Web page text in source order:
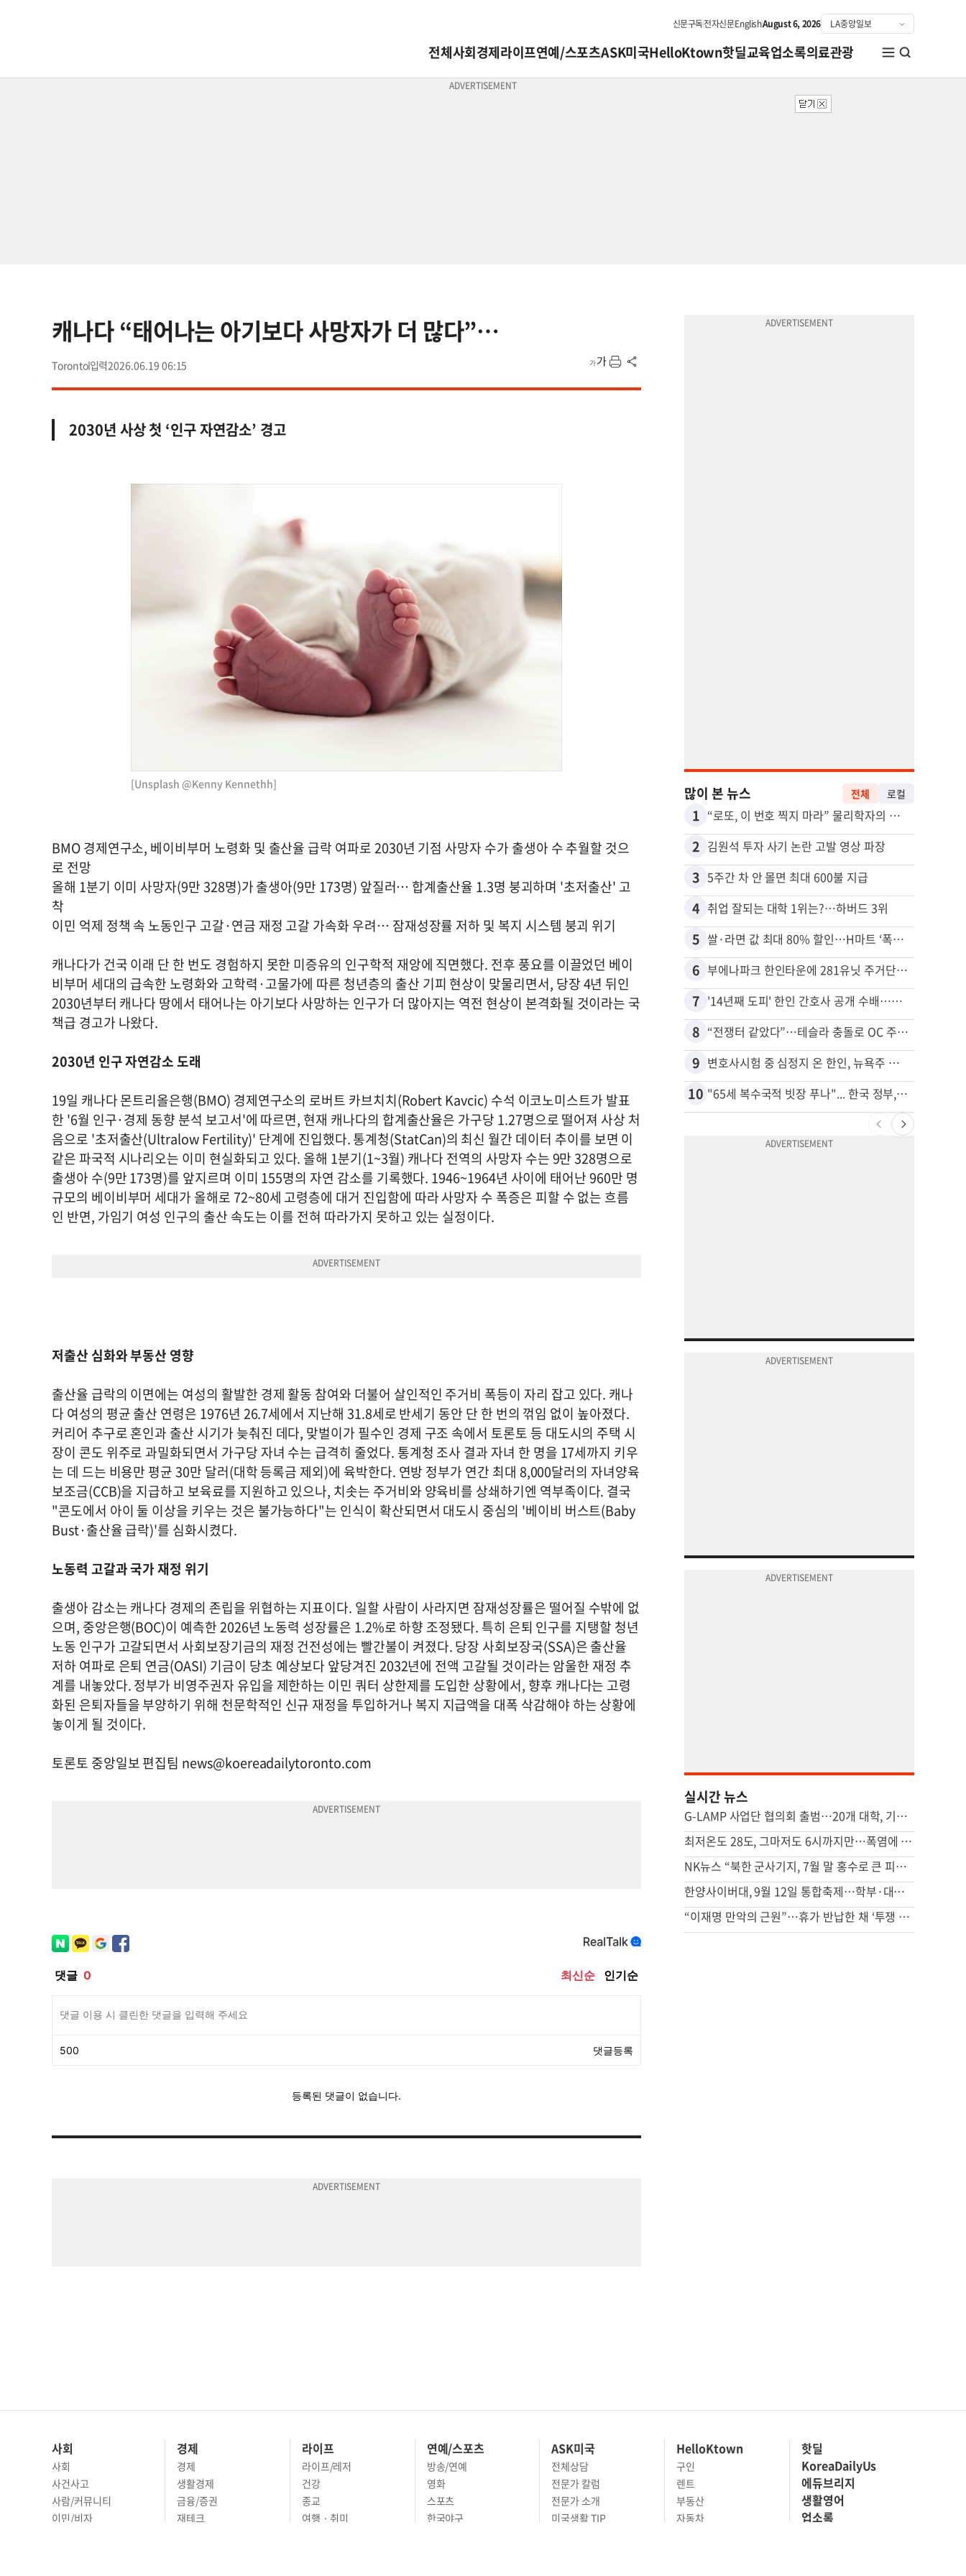
신문구독전자신문EnglishAugust 6, 2026
전체사회경제라이프연예/스포츠ASK미국HelloKtown핫딜교육업소록의료관광
캐나다 “태어나는 아기보다 사망자가 더 많다”…
Toronto 2026.06.19 06:15
2030년 사상 첫 ‘인구 자연감소’ 경고
[Unsplash @Kenny Kennethh]
BMO 경제연구소, 베이비부머 노령화 및 출산율 급락 여파로 2030년 기점 사망자 수가 출생아 수 추월할 것으
로 전망
올해 1분기 이미 사망자(9만 328명)가 출생아(9만 173명) 앞질러… 합계출산율 1.3명 붕괴하며 '초저출산' 고
착
이민 억제 정책 속 노동인구 고갈·연금 재정 고갈 가속화 우려… 잠재성장률 저하 및 복지 시스템 붕괴 위기
캐나다가 건국 이래 단 한 번도 경험하지 못한 미증유의 인구학적 재앙에 직면했다. 전후 풍요를 이끌었던 베이
비부머 세대의 급속한 노령화와 고학력·고물가에 따른 청년층의 출산 기피 현상이 맞물리면서, 당장 4년 뒤인
2030년부터 캐나다 땅에서 태어나는 아기보다 사망하는 인구가 더 많아지는 역전 현상이 본격화될 것이라는 국
책급 경고가 나왔다.
2030년 인구 자연감소 도래
19일 캐나다 몬트리올은행(BMO) 경제연구소의 로버트 카브치치(Robert Kavcic) 수석 이코노미스트가 발표
한 '6월 인구·경제 동향 분석 보고서'에 따르면, 현재 캐나다의 합계출산율은 가구당 1.27명으로 떨어져 사상 처
음으로 '초저출산(Ultralow Fertility)' 단계에 진입했다. 통계청(StatCan)의 최신 월간 데이터 추이를 보면 이
같은 파국적 시나리오는 이미 현실화되고 있다. 올해 1분기(1~3월) 캐나다 전역의 사망자 수는 9만 328명으로
출생아 수(9만 173명)를 앞지르며 이미 155명의 자연 감소를 기록했다. 1946~1964년 사이에 태어난 960만 명
규모의 베이비부머 세대가 올해로 72~80세 고령층에 대거 진입함에 따라 사망자 수 폭증은 피할 수 없는 흐름
인 반면, 가임기 여성 인구의 출산 속도는 이를 전혀 따라가지 못하고 있는 실정이다.
저출산 심화와 부동산 영향
출산율 급락의 이면에는 여성의 활발한 경제 활동 참여와 더불어 살인적인 주거비 폭등이 자리 잡고 있다. 캐나
다 여성의 평균 출산 연령은 1976년 26.7세에서 지난해 31.8세로 반세기 동안 단 한 번의 꺾임 없이 높아졌다.
커리어 추구로 혼인과 출산 시기가 늦춰진 데다, 맞벌이가 필수인 경제 구조 속에서 토론토 등 대도시의 주택 시
장이 콘도 위주로 과밀화되면서 가구당 자녀 수는 급격히 줄었다. 통계청 조사 결과 자녀 한 명을 17세까지 키우
는 데 드는 비용만 평균 30만 달러(대학 등록금 제외)에 육박한다. 연방 정부가 연간 최대 8,000달러의 자녀양육
보조금(CCB)을 지급하고 보육료를 지원하고 있으나, 치솟는 주거비와 양육비를 상쇄하기엔 역부족이다. 결국
"콘도에서 아이 둘 이상을 키우는 것은 불가능하다"는 인식이 확산되면서 대도시 중심의 '베이비 버스트(Baby
Bust·출산율 급락)'를 심화시켰다.
노동력 고갈과 국가 재정 위기
출생아 감소는 캐나다 경제의 존립을 위협하는 지표이다. 일할 사람이 사라지면 잠재성장률은 떨어질 수밖에 없
으며, 중앙은행(BOC)이 예측한 2026년 노동력 성장률은 1.2%로 하향 조정됐다. 특히 은퇴 인구를 지탱할 청년
노동 인구가 고갈되면서 사회보장기금의 재정 건전성에는 빨간불이 켜졌다. 당장 사회보장국(SSA)은 출산율
저하 여파로 은퇴 연금(OASI) 기금이 당초 예상보다 앞당겨진 2032년에 전액 고갈될 것이라는 암울한 재정 추
계를 내놓았다. 정부가 비영주권자 유입을 제한하는 이민 쿼터 상한제를 도입한 상황에서, 향후 캐나다는 고령
화된 은퇴자들을 부양하기 위해 천문학적인 신규 재정을 투입하거나 복지 지급액을 대폭 삭감해야 하는 상황에
놓이게 될 것이다.
토론토 중앙일보 편집팀 news@koereadailytoronto.com
많이 본 뉴스 전체 로컬
1 “로또, 이 번호 찍지 마라” 물리학자의 당첨금 높이는 비밀
2 김원석 투자 사기 논란 고발 영상 파장
3 5주간 차 안 몰면 최대 600불 지급
4 취업 잘되는 대학 1위는?…하버드 3위
5 쌀·라면 값 최대 80% 할인…H마트 ‘폭탄 세일’
6 부에나파크 한인타운에 281유닛 주거단지 들어선다
7 '14년째 도피' 한인 간호사 공개 수배…메디케어 사기 유죄
8 “전쟁터 같았다”…테슬라 충돌로 OC 주택 4채 파손
9 변호사시험 중 심정지 온 한인, 뉴욕주 제소
10 "65세 복수국적 빗장 푸나"... 한국 정부, 연령 완화 전면 추진
실시간 뉴스
G-LAMP 사업단 협의회 출범…20개 대학, 기초과학 연구 힘 모은다
최저온도 28도, 그마저도 6시까지만…폭염에 시름하는 관공서
NK뉴스 “북한 군사기지, 7월 말 홍수로 큰 피해…주택 수백채 파괴”
한양사이버대, 9월 12일 통합축제…학부·대학원생 한자리에
“이재명 만악의 근원”…휴가 반납한 채 ‘투쟁 올인’하는 장동혁
사회
사회
사건사고
사람/커뮤니티
이민/비자
경제
경제
생활경제
금융/증권
재테크
라이프
라이프/레저
건강
종교
여행 · 취미
연예/스포츠
방송/연예
영화
스포츠
한국야구
ASK미국
전체상담
전문가 칼럼
전문가 소개
미국생활 TIP
HelloKtown
구인
렌트
부동산
자동차
핫딜
KoreaDailyUs
에듀브리지
생활영어
업소록